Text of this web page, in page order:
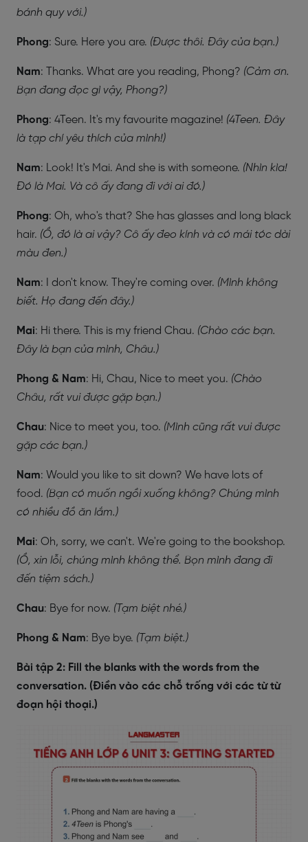
bánh quy với.)
Phong: Sure. Here you are. (Được thôi. Đây của bạn.)
Nam: Thanks. What are you reading, Phong? (Cảm ơn.
Bạn đang đọc gì vậy, Phong?)
Phong: 4Teen. It's my favourite magazine! (4Teen. Đây
là tạp chí yêu thích của mình!)
Nam: Look! It's Mai. And she is with someone. (Nhìn kìa!
Đó là Mai. Và cô ấy đang đi với ai đó.)
Phong: Oh, who's that? She has glasses and long black
hair. (Ồ, đó là ai vậy? Cô ấy đeo kính và có mái tóc dài
màu đen.)
Nam: I don't know. They're coming over. (Mình không
biết. Họ đang đến đây.)
Mai: Hi there. This is my friend Chau. (Chào các bạn.
Đây là bạn của mình, Châu.)
Phong & Nam: Hi, Chau, Nice to meet you. (Chào
Châu, rất vui được gặp bạn.)
Chau: Nice to meet you, too. (Mình cũng rất vui được
gặp các bạn.)
Nam: Would you like to sit down? We have lots of
food. (Bạn có muốn ngồi xuống không? Chúng mình
có nhiều đồ ăn lắm.)
Mai: Oh, sorry, we can't. We're going to the bookshop.
(Ồ, xin lỗi, chúng mình không thể. Bọn mình đang đi
đến tiệm sách.)
Chau: Bye for now. (Tạm biệt nhé.)
Phong & Nam: Bye bye. (Tạm biệt.)
Bài tập 2: Fill the blanks with the words from the
conversation. (Điền vào các chỗ trống với các từ từ
đoạn hội thoại.)